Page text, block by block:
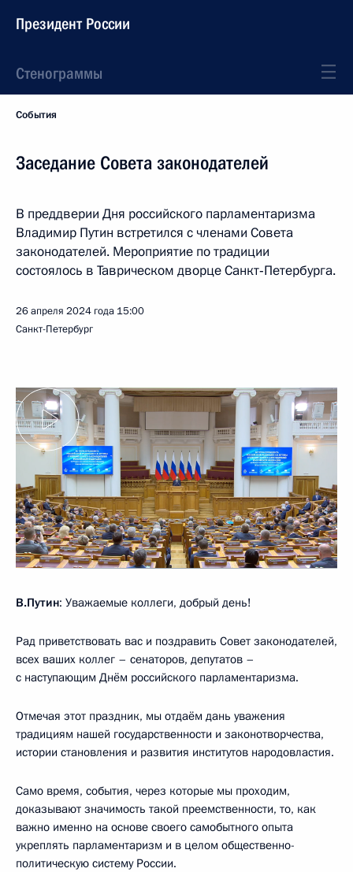
Президент России
Стенограммы
События
Заседание Совета законодателей
В преддверии Дня российского парламентаризма
Владимир Путин встретился с членами Совета
законодателей. Мероприятие по традиции
состоялось в Таврическом дворце Санкт‑Петербурга.
26 апреля 2024 года 15:00
Санкт-Петербург
В.Путин: Уважаемые коллеги, добрый день!
Рад приветствовать вас и поздравить Совет законодателей,
всех ваших коллег – сенаторов, депутатов –
с наступающим Днём российского парламентаризма.
Отмечая этот праздник, мы отдаём дань уважения
традициям нашей государственности и законотворчества,
истории становления и развития институтов народовластия.
Само время, события, через которые мы проходим,
доказывают значимость такой преемственности, то, как
важно именно на основе своего самобытного опыта
укреплять парламентаризм и в целом общественно-
политическую систему России.